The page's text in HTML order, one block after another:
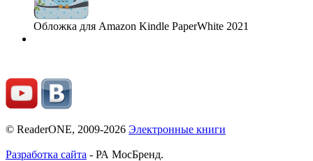
Обложка для Amazon Kindle PaperWhite 2021
© ReaderONE, 2009-2026 Электронные книги
Разработка сайта - РА МосБренд.